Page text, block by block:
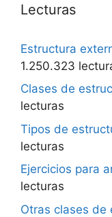
Lecturas
Estructura
1.250.323
Clases de
lecturas
Tipos de
lecturas
Ejercicios para
lecturas
Otras clases de